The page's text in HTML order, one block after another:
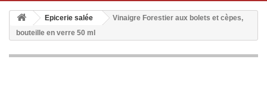
Epicerie salée
Vinaigre Forestier aux bolets et cèpes,
bouteille en verre 50 ml